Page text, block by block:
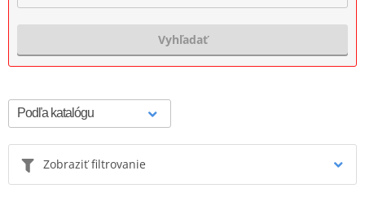
Vyhľadať
Zobraziť filtrovanie